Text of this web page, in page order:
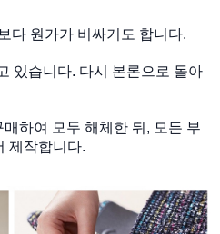
다 원가가 비싸기도 합니다.
있습니다. 다시 본론으로 돌아
하여 모두 해체한 뒤, 모든 부
제작합니다.